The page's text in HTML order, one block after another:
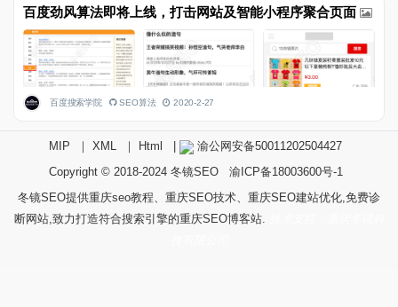
百度劲风算法即将上线，打击网站及智能小程序聚合页面
百度搜索学院 SEO算法 2020-2-27
MIP ｜ XML ｜ Html
渝公网安备50011202504427
Copyright © 2018-2024 冬镜SEO
渝ICP备18003600号-1
冬镜SEO提供重庆seo教程、重庆SEO技术、重庆SEO建站优化,免费诊
断网站,致力打造符合搜索引擎的重庆SEO博客站.